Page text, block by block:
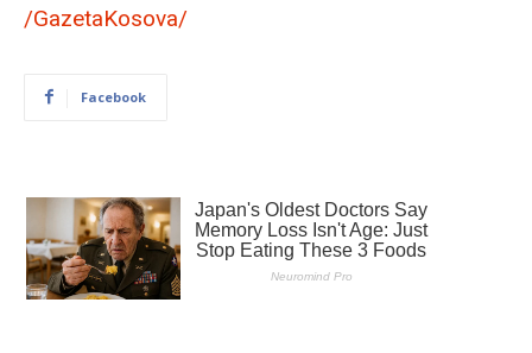
/GazetaKosova/
Facebook